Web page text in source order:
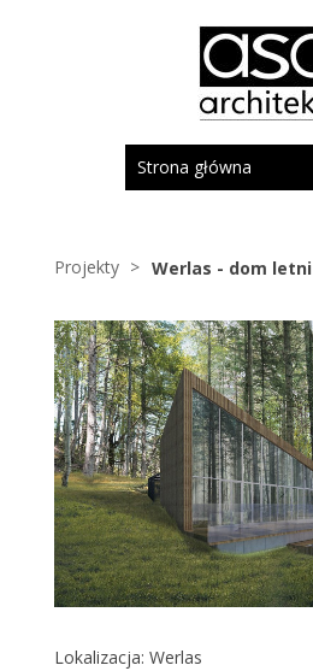
Strona główna
Projekty Werlas - dom letni
Lokalizacja: Werlas